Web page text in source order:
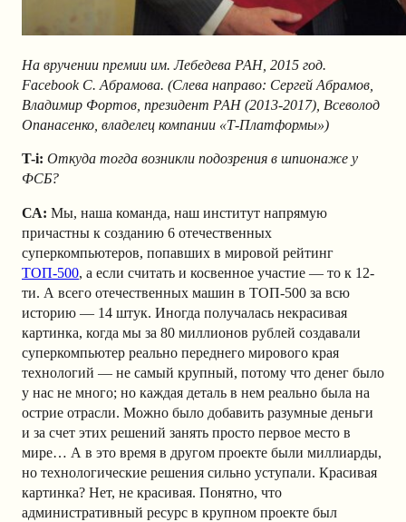
На вручении премии им. Лебедева РАН, 2015 год.
Facebook С. Абрамова. (Слева направо: Сергей Абрамов,
Владимир Фортов, президент РАН (2013-2017), Всеволод
Опанасенко, владелец компании «Т-Платформы»)
T-i: Откуда тогда возникли подозрения в шпионаже у
ФСБ?
СА: Мы, наша команда, наш институт напрямую
причастны к созданию 6 отечественных
суперкомпьютеров, попавших в мировой рейтинг
ТОП-500, а если считать и косвенное участие — то к 12-
ти. А всего отечественных машин в ТОП-500 за всю
историю — 14 штук. Иногда получалась некрасивая
картинка, когда мы за 80 миллионов рублей создавали
суперкомпьютер реально переднего мирового края
технологий — не самый крупный, потому что денег было
у нас не много; но каждая деталь в нем реально была на
острие отрасли. Можно было добавить разумные деньги
и за счет этих решений занять просто первое место в
мире… А в это время в другом проекте были миллиарды,
но технологические решения сильно уступали. Красивая
картинка? Нет, не красивая. Понятно, что
административный ресурс в крупном проекте был